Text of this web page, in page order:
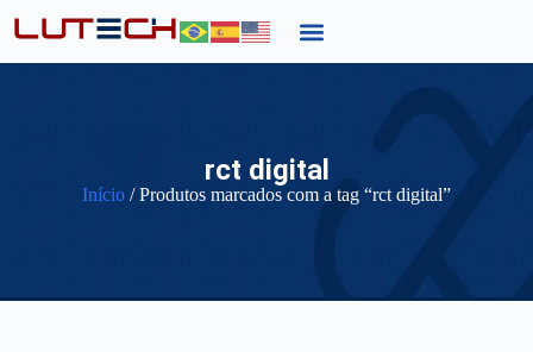
rct digital
Início / Produtos marcados com a tag “rct digital”